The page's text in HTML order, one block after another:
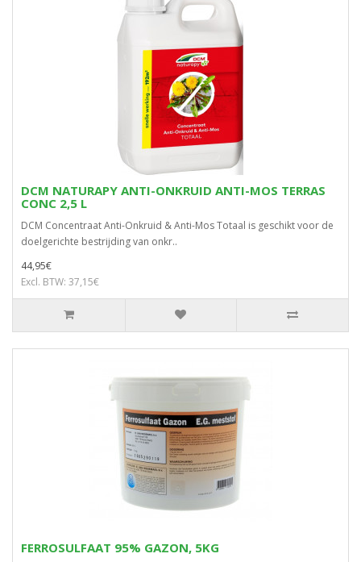
DCM NATURAPY ANTI-ONKRUID ANTI-MOS TERRAS
CONC 2,5 L
DCM Concentraat Anti-Onkruid & Anti-Mos Totaal is geschikt voor de
doelgerichte bestrijding van onkr..
44,95€
Excl. BTW: 37,15€
FERROSULFAAT 95% GAZON, 5KG